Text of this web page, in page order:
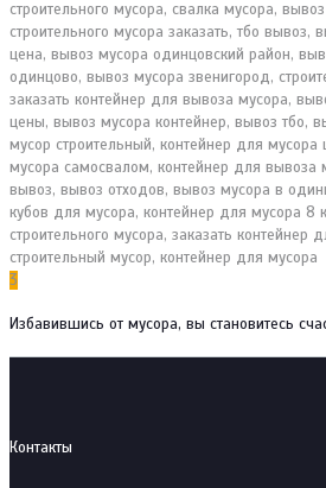
3
Избавившись от мусора, вы становитесь
Контакты